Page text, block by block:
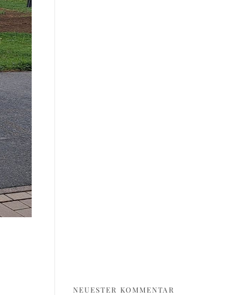
NEUESTER KOMMENTAR